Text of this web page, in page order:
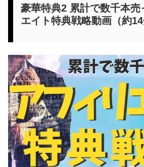
豪華特典2 累計で数千本売
エイト特典戦略動画（約14